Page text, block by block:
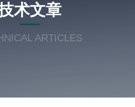
术文章
ARTICLES